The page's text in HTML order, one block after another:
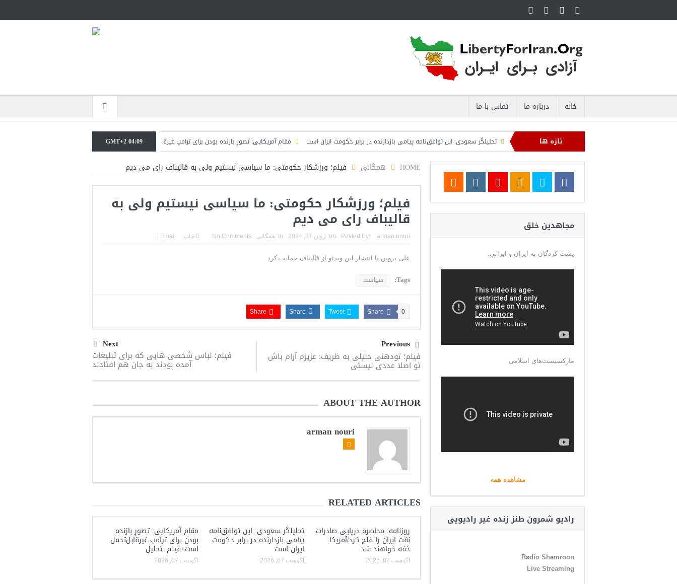
خانه درباره ما تماس با ما
تازه ها
صادرات نفت ایران را فلج کرد/آمریکا: خفه خواهند شد تحلیلگر سعودی: این توافق‌نامه پیامی بازدارنده در برابر حکومت ایران است مقام آمریکایی: تصورِ بازنده بودن برای ترامپ غیرقابل‌تحمل است+فیلم: تحلیل
السید اسرائیل‌ستیز، خبر خوبی برای جمهوری‌خواهان است
GMT+2 04:09
HOME همگانی فیلم؛ ورزشکار حکومتی: ما سیاسی نیستیم ولی به قالیباف رای می دیم
فیلم؛ ورزشکار حکومتی: ما سیاسی نیستیم ولی به
قالیباف رای می دیم
Posted By: arman nouri
on: ژوئن 27, 2024 In: همگانی No Comments چاپ Email
علی پروین با انتشار این ویدئو از قالیباف حمایت کرد
Tags: سیاست
Share 0
Tweet
Share
Share
Previous
فیلم؛ تودهنی جلیلی به ظریف: عزیزم آرام باش
تو اصلا عددی نیستی
Next
فیلم؛ لباس شخصی هایی که برای تبلیغات
آمده بودند به جان هم افتادند
ABOUT THE AUTHOR
arman nouri
RELATED ARTICLES
روزنامه: محاصره دریایی صادرات
نفت ایران را فلج کرد/آمریکا:
خفه خواهند شد
آگوست 07, 2026
تحلیلگر سعودی: این توافق‌نامه
پیامی بازدارنده در برابر حکومت
ایران است
آگوست 07, 2026
مقام آمریکایی: تصورِ بازنده
بودن برای ترامپ غیرقابل‌تحمل
است+فیلم: تحلیل
آگوست 07, 2026
مجاهدین خلق
پشت کردگان به ایران و ایرانی.
مارکسیست‌های اسلامی
مشاهده همه
رادیو شمرون طنز زنده غیر رادیویی
Radio Shemroon
Live Streaming